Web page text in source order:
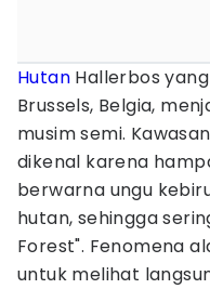
Hutan Hallerbos
Brussels, Belgia,
musim semi.
dikenal karena
berwarna ungu
hutan, sehingga
Forest". Fenomena
untuk melihat